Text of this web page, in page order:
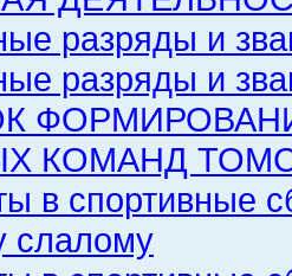
разряды и
разряды и
КОМАНД
в спортивные
слалому